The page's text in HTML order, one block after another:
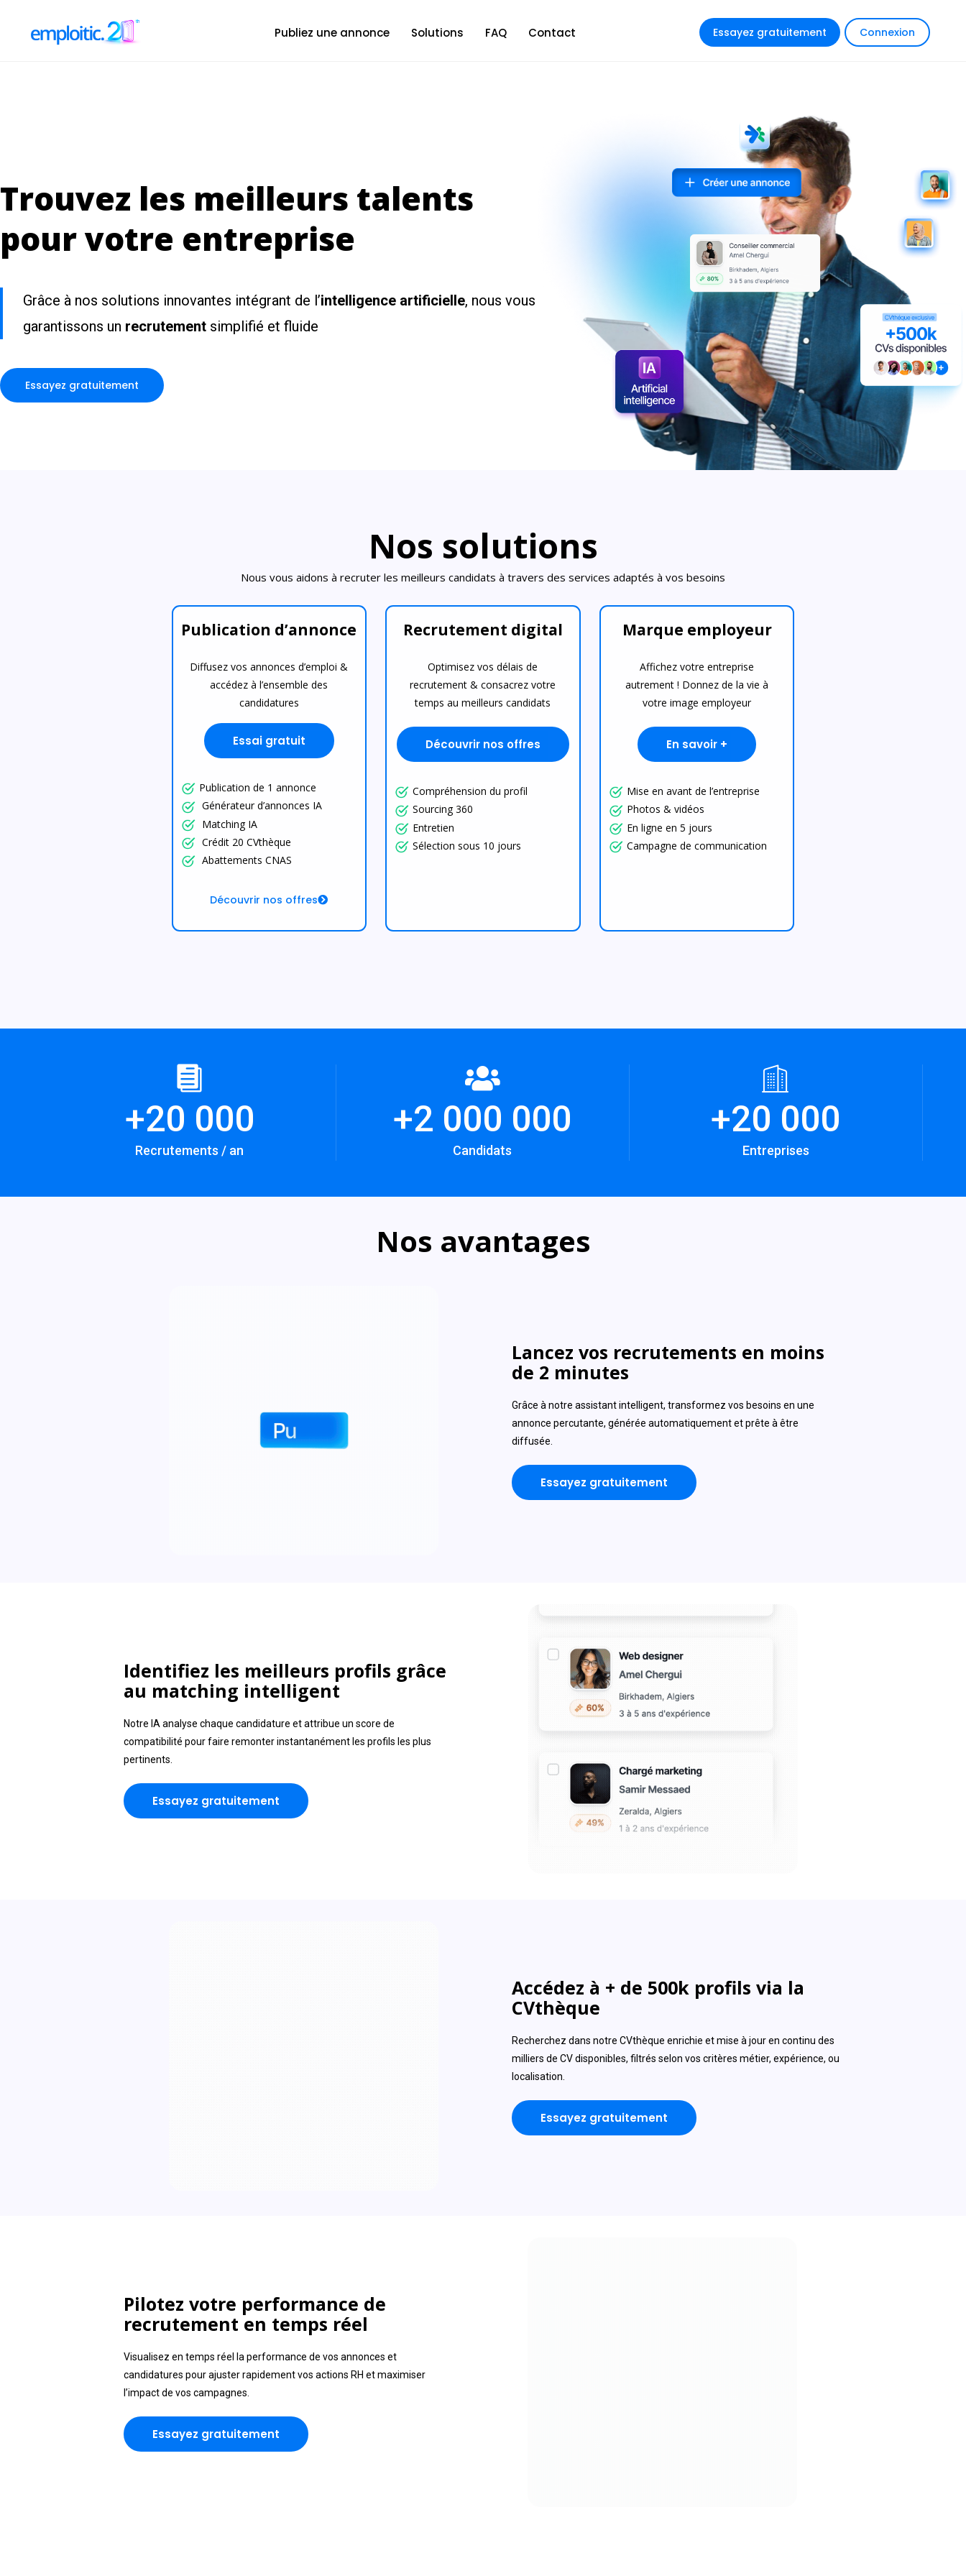
Publiez une annonce Solutions FAQ Contact Essayez gratuitement Connexion
Trouvez les meilleurs talents
pour votre entreprise
Grâce à nos solutions innovantes intégrant de l’intelligence artificielle, nous vous
garantissons un recrutement simplifié et fluide
Essayez gratuitement
Nos solutions
Nous vous aidons à recruter les meilleurs candidats à travers des services adaptés à vos besoins
Publication d’annonce
Diffusez vos annonces d’emploi &
accédez à l’ensemble des
candidatures
Essai gratuit
Publication de 1 annonce
Générateur d’annonces IA
Matching IA
Crédit 20 CVthèque
Abattements CNAS
Découvrir nos offres
Recrutement digital
Optimisez vos délais de
recrutement & consacrez votre
temps au meilleurs candidats
Découvrir nos offres
Compréhension du profil
Sourcing 360
Entretien
Sélection sous 10 jours
Marque employeur
Affichez votre entreprise
autrement ! Donnez de la vie à
votre image employeur
En savoir +
Mise en avant de l’entreprise
Photos & vidéos
En ligne en 5 jours
Campagne de communication
+20 000
Recrutements / an
+2 000 000
Candidats
+20 000
Entreprises
Nos avantages
Lancez vos recrutements en moins
de 2 minutes
Grâce à notre assistant intelligent, transformez vos besoins en une
annonce percutante, générée automatiquement et prête à être
diffusée.
Essayez gratuitement
Identifiez les meilleurs profils grâce
au matching intelligent
Notre IA analyse chaque candidature et attribue un score de
compatibilité pour faire remonter instantanément les profils les plus
pertinents.
Essayez gratuitement
Accédez à + de 500k profils via la
CVthèque
Recherchez dans notre CVthèque enrichie et mise à jour en continu des
milliers de CV disponibles, filtrés selon vos critères métier, expérience, ou
localisation.
Essayez gratuitement
Pilotez votre performance de
recrutement en temps réel
Visualisez en temps réel la performance de vos annonces et
candidatures pour ajuster rapidement vos actions RH et maximiser
l’impact de vos campagnes.
Essayez gratuitement